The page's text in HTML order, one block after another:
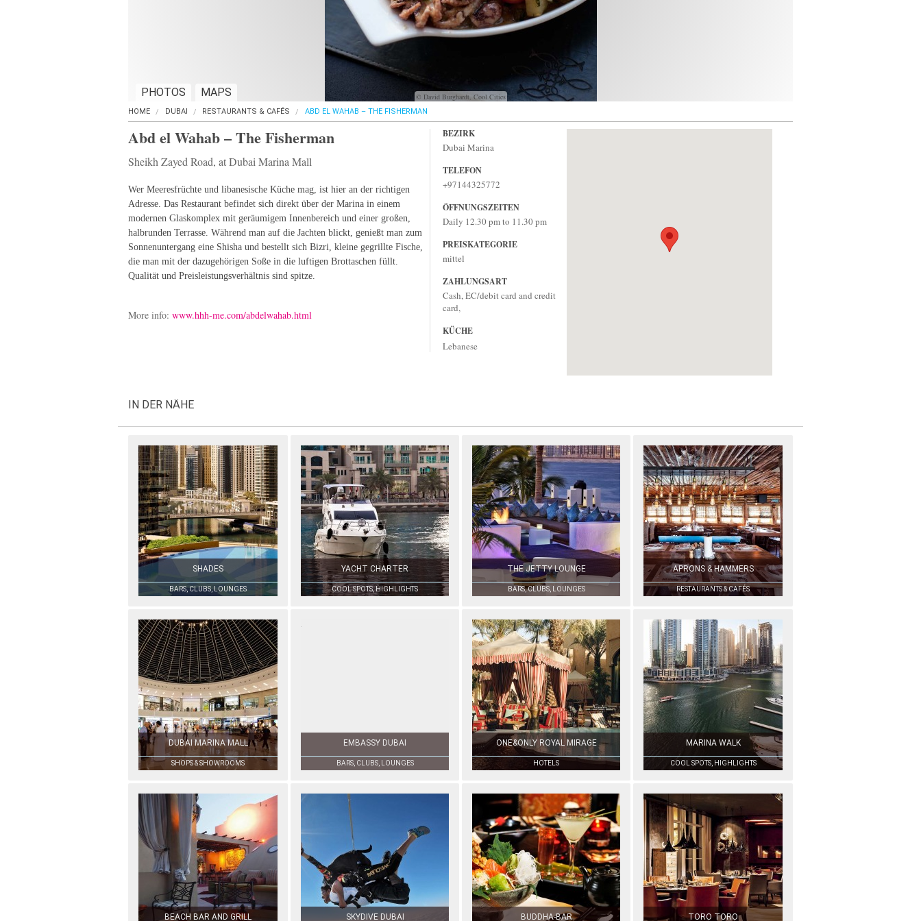
© David Burghardt, Cool Cities
PHOTOS MAPS
HOME DUBAI RESTAURANTS & CAFÉS ABD EL WAHAB – THE FISHERMAN
Abd el Wahab – The Fisherman
Sheikh Zayed Road, at Dubai Marina Mall
Wer Meeresfrüchte und libanesische Küche mag, ist hier an der richtigen
Adresse. Das Restaurant befindet sich direkt über der Marina in einem
modernen Glaskomplex mit geräumigem Innenbereich und einer großen,
halbrunden Terrasse. Während man auf die Jachten blickt, genießt man zum
Sonnenuntergang eine Shisha und bestellt sich Bizri, kleine gegrillte Fische,
die man mit der dazugehörigen Soße in die luftigen Brottaschen füllt.
Qualität und Preisleistungsverhältnis sind spitze.
More info: www.hhh-me.com/abdelwahab.html
BEZIRK
Dubai Marina
TELEFON
+97144325772
ÖFFNUNGSZEITEN
Daily 12.30 pm to 11.30 pm
PREISKATEGORIE
mittel
ZAHLUNGSART
Cash, EC/debit card and credit
card,
KÜCHE
Lebanese
IN DER NÄHE
SHADES
BARS, CLUBS, LOUNGES
YACHT CHARTER
COOL SPOTS, HIGHLIGHTS
THE JETTY LOUNGE
BARS, CLUBS, LOUNGES
APRONS & HAMMERS
RESTAURANTS & CAFÉS
DUBAI MARINA MALL
SHOPS & SHOWROOMS
EMBASSY DUBAI
BARS, CLUBS, LOUNGES
ONE&ONLY ROYAL MIRAGE
HOTELS
MARINA WALK
COOL SPOTS, HIGHLIGHTS
BEACH BAR AND GRILL SKYDIVE DUBAI BUDDHA-BAR TORO TORO